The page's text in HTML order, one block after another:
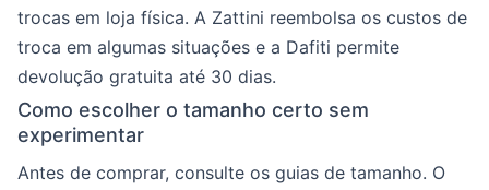
trocas em loja física. A Zattini reembolsa os custos de
troca em algumas situações e a Dafiti permite
devolução gratuita até 30 dias.
Como escolher o tamanho certo sem
experimentar
Antes de comprar, consulte os guias de tamanho. O